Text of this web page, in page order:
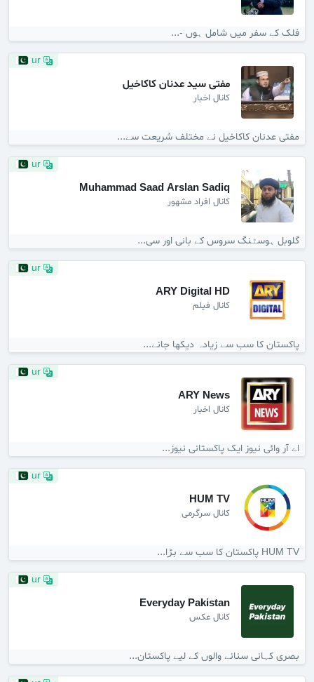
فلک کے سفر میں شامل ہوں -...
مفتی سید عدنان کاکاخیل
کانال اخبار
مفتی عدنان کاکاخیل نے مختلف شریعت سے...
Muhammad Saad Arslan Sadiq
کانال افراد مشهور
گلوبل ہوسٹنگ سروس کے بانی اور سی...
ARY Digital HD
کانال فیلم
پاکستان کا سب سے زیادہ دیکھا جانے...
ARY News
کانال اخبار
اے آر وائی نیوز ایک پاکستانی نیوز...
HUM TV
کانال سرگرمی
HUM TV پاکستان کا سب سے بڑا...
Everyday Pakistan
کانال عکس
بصری کہانی سنانے والوں کے لیے پاکستان...